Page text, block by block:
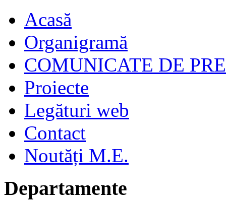
Acasă
Organigramă
COMUNICATE DE
Proiecte
Legături web
Contact
Noutăți M.E.
Departamente